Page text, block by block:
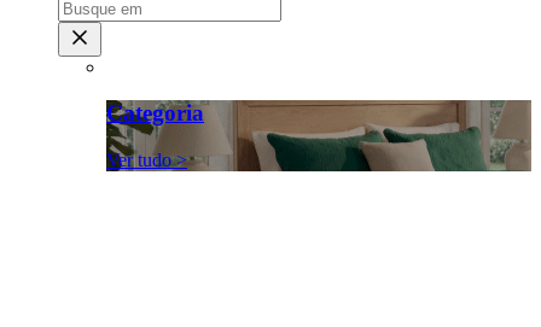
Categoria
Ver tudo >